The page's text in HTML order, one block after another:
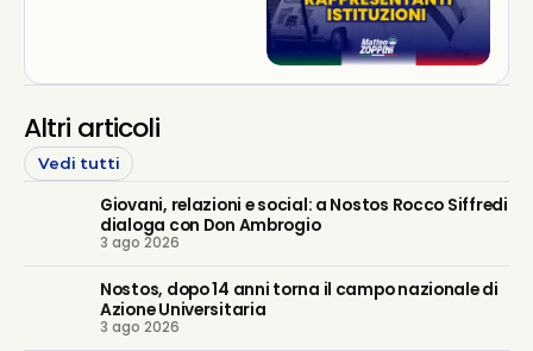
Altri articoli
Vedi tutti
Giovani, relazioni e social: a Nostos Rocco Siffredi
dialoga con Don Ambrogio
3 ago 2026
Nostos, dopo 14 anni torna il campo nazionale di
Azione Universitaria
3 ago 2026